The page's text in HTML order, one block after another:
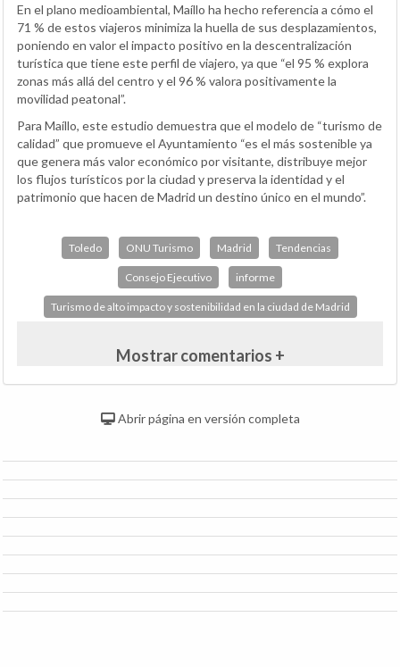
En el plano medioambiental, Maíllo ha hecho referencia a cómo el
71 % de estos viajeros minimiza la huella de sus desplazamientos,
poniendo en valor el impacto positivo en la descentralización
turística que tiene este perfil de viajero, ya que “el 95 % explora
zonas más allá del centro y el 96 % valora positivamente la
movilidad peatonal”.
Para Maíllo, este estudio demuestra que el modelo de “turismo de
calidad” que promueve el Ayuntamiento “es el más sostenible ya
que genera más valor económico por visitante, distribuye mejor
los flujos turísticos por la ciudad y preserva la identidad y el
patrimonio que hacen de Madrid un destino único en el mundo”.
Toledo ONU Turismo Madrid Tendencias
Consejo Ejecutivo informe
Turismo de alto impacto y sostenibilidad en la ciudad de Madrid
Mostrar comentarios +
Abrir página en versión completa